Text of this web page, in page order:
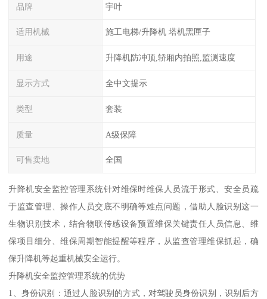
品牌 宇叶
适用机械 施工电梯/升降机 塔机黑匣子
用途 升降机防冲顶,轿厢内拍照,监测速度
显示方式 全中文提示
类型 套装
质量 A级保障
可售卖地 全国
升降机安全监控管理系统针对维保时维保人员流于形式、安全员疏
于监查管理、操作人员交底不明确等难点问题，借助人脸识别这一
生物识别技术，结合物联传感设备预置维保关键责任人员信息、维
保项目细分、维保周期智能提醒等程序，从监查管理维保抓起，确
保升降机等起重机械安全运行。
升降机安全监控管理系统的优势
1、身份识别：通过人脸识别的方式，对驾驶员身份识别，识别后方